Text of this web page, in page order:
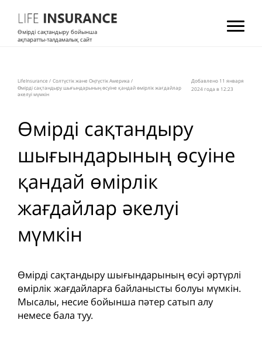
Өмірді сақтандыру бойынша
ақпаратты-талдамалық сайт
LifeInsurance / Солтүстік және Оңтүстік Америка /
Өмірді сақтандыру шығындарының өсуіне қандай өмірлік жағдайлар
әкелуі мүмкін
Добавлено 11 января
2024 года в 12:23
Өмірді сақтандыру
шығындарының өсуіне
қандай өмірлік
жағдайлар әкелуі
мүмкін
Өмірді сақтандыру шығындарының өсуі әртүрлі
өмірлік жағдайларға байланысты болуы мүмкін.
Мысалы, несие бойынша пәтер сатып алу
немесе бала туу.